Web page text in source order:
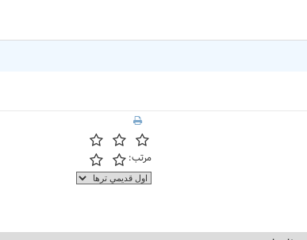
مرتب: